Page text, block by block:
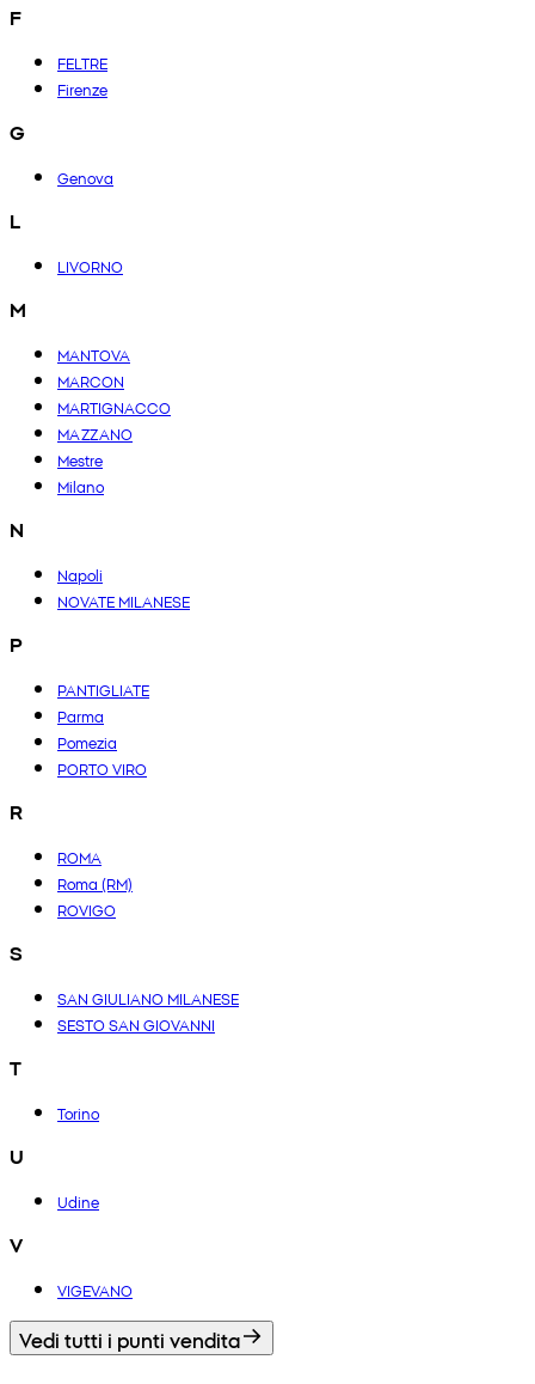
F
FELTRE
Firenze
G
Genova
L
LIVORNO
M
MANTOVA
MARCON
MARTIGNACCO
MAZZANO
Mestre
Milano
N
Napoli
NOVATE MILANESE
P
PANTIGLIATE
Parma
Pomezia
PORTO VIRO
R
ROMA
Roma (RM)
ROVIGO
S
SAN GIULIANO MILANESE
SESTO SAN GIOVANNI
T
Torino
U
Udine
V
VIGEVANO
Vedi tutti i punti vendita